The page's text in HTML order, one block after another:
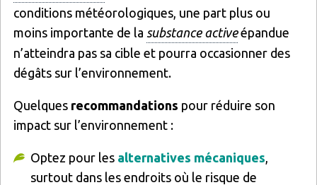
conditions météorologiques, une part plus ou
moins importante de la substance activeépandue
n’atteindra pas sa cible et pourra occasionner des
dégâts sur l’environnement.
Quelques recommandations pour réduire son
impact sur l’environnement :
Optez pour les alternatives mécaniques
surtout dans les endroits où le risque de